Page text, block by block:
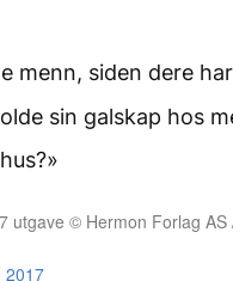
menn, siden dere
sin galskap hos
utgave © Hermon Forlag AS
2017